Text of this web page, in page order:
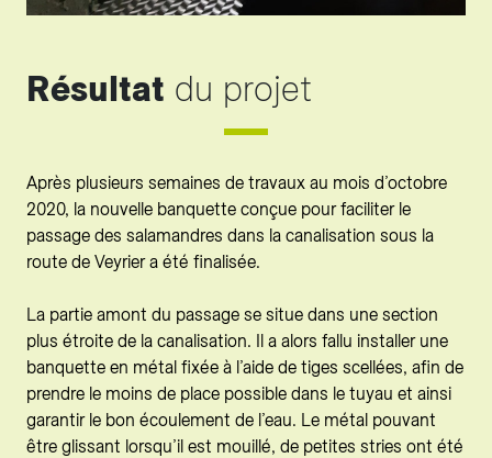
Résultat du projet
Après plusieurs semaines de travaux au mois d’octobre
2020, la nouvelle banquette conçue pour faciliter le
passage des salamandres dans la canalisation sous la
route de Veyrier a été finalisée.
La partie amont du passage se situe dans une section
plus étroite de la canalisation. Il a alors fallu installer une
banquette en métal fixée à l’aide de tiges scellées, afin de
prendre le moins de place possible dans le tuyau et ainsi
garantir le bon écoulement de l’eau. Le métal pouvant
être glissant lorsqu’il est mouillé, de petites stries ont été